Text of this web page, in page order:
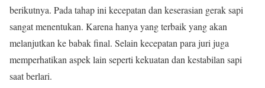
berikutnya. Pada tahap ini kecepatan dan keserasian gerak sapi
sangat menentukan. Karena hanya yang terbaik yang akan
melanjutkan ke babak final. Selain kecepatan para juri juga
memperhatikan aspek lain seperti kekuatan dan kestabilan sapi
saat berlari.